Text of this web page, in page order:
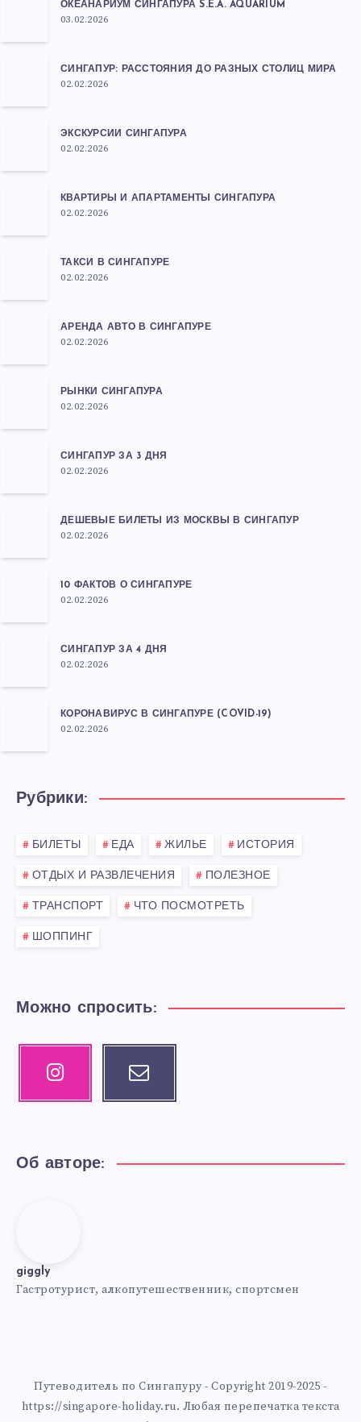
ОКЕАНАРИУМ СИНГАПУРА S.E.A. AQUARIUM
03.02.2026
СИНГАПУР: РАССТОЯНИЯ ДО РАЗНЫХ СТОЛИЦ МИРА
02.02.2026
ЭКСКУРСИИ СИНГАПУРА
02.02.2026
КВАРТИРЫ И АПАРТАМЕНТЫ СИНГАПУРА
02.02.2026
ТАКСИ В СИНГАПУРЕ
02.02.2026
АРЕНДА АВТО В СИНГАПУРЕ
02.02.2026
РЫНКИ СИНГАПУРА
02.02.2026
СИНГАПУР ЗА 3 ДНЯ
02.02.2026
ДЕШЕВЫЕ БИЛЕТЫ ИЗ МОСКВЫ В СИНГАПУР
02.02.2026
10 ФАКТОВ О СИНГАПУРЕ
02.02.2026
СИНГАПУР ЗА 4 ДНЯ
02.02.2026
КОРОНАВИРУС В СИНГАПУРЕ (COVID-19)
02.02.2026
Рубрики:
БИЛЕТЫ ЕДА ЖИЛЬЕ ИСТОРИЯ
ОТДЫХ И РАЗВЛЕЧЕНИЯ ПОЛЕЗНОЕ
ТРАНСПОРТ ЧТО ПОСМОТРЕТЬ
ШОППИНГ
Можно спросить:
Instagram Email
Contact
Об авторе:
giggly
Гастротурист, алкопутешественник, спортсмен
Путеводитель по Сингапуру - Copyright 2019-2025 -
https://singapore-holiday.ru. Любая перепечатка текста